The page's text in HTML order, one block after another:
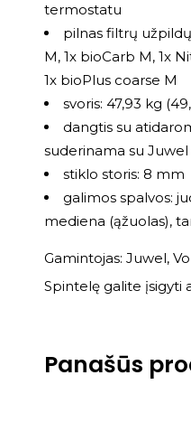
termostatu
pilnas filtrų
M, 1x bioCarb M, 1x
1x bioPlus coarse M
svoris: 47,93 kg
dangtis su
suderinama su
stiklo storis: 8 mm
galimos spalvos:
mediena (ąžuolas),
Gamintojas: Juwel,
Spintelę galite įsigyti
Panašūs